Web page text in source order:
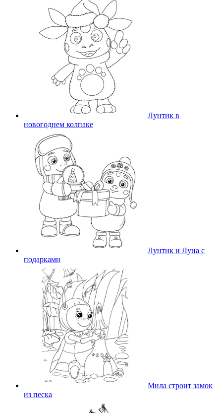
Лунтик в
новогоднем колпаке
Лунтик и Луна с
подарками
Мила строит замок
из песка